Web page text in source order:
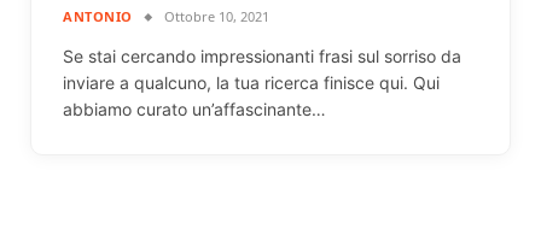
ANTONIO Ottobre 10, 2021
Se stai cercando impressionanti frasi sul sorriso da
inviare a qualcuno, la tua ricerca finisce qui. Qui
abbiamo curato un’affascinante…